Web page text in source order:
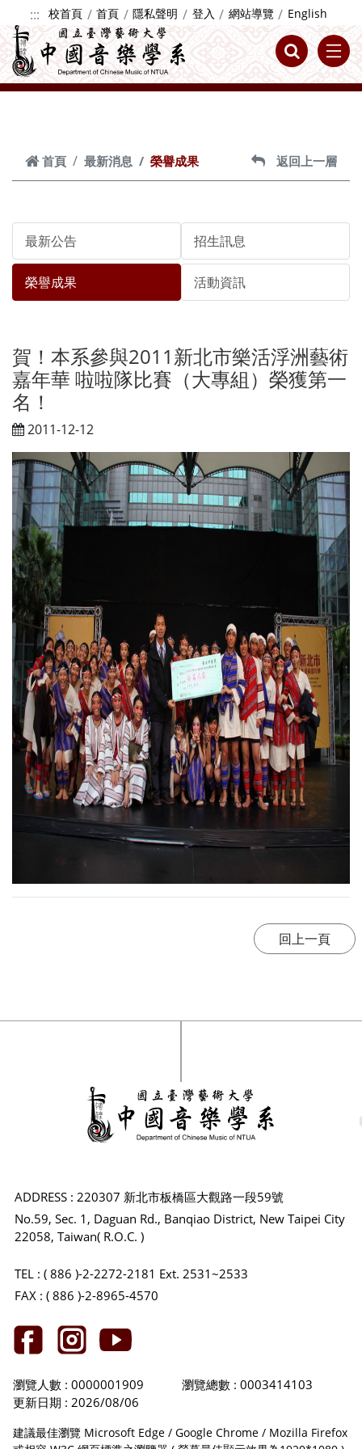
跳到主要內容
::: 校首頁 首頁 隱私聲明 登入 網站導覽 English
首頁 最新消息 榮譽成果 返回上一層
最新公告 招生訊息
榮譽成果 活動資訊
賀！本系參與2011新北市樂活浮洲藝術
嘉年華 啦啦隊比賽（大專組）榮獲第一
名！
2011-12-12
ADDRESS : 220307 新北市板橋區大觀路一段59號
No.59, Sec. 1, Daguan Rd., Banqiao District, New Taipei City
22058, Taiwan( R.O.C. )
TEL : ( 886 )-2-2272-2181 Ext. 2531~2533
FAX : ( 886 )-2-8965-4570
瀏覽人數 : 0000001909
瀏覽總數 : 0003414103
更新日期 : 2026/08/06
建議最佳瀏覽 Microsoft Edge / Google Chrome / Mozilla Firefox